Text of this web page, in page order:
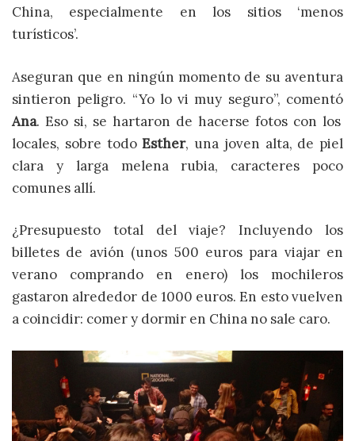
China, especialmente en los sitios ‘menos
turísticos’.
Aseguran que en ningún momento de su aventura
sintieron peligro. “Yo lo vi muy seguro”, comentó
Ana. Eso si, se hartaron de hacerse fotos con los
locales, sobre todoEsther, una joven alta, de piel
clara y larga melena rubia, caracteres poco
comunes allí.
¿Presupuesto total del viaje? Incluyendo los
billetes de avión (unos 500 euros para viajar en
verano comprando en enero) los mochileros
gastaron alrededor de 1000 euros. En esto vuelven
a coincidir: comer y dormir en China no sale caro.